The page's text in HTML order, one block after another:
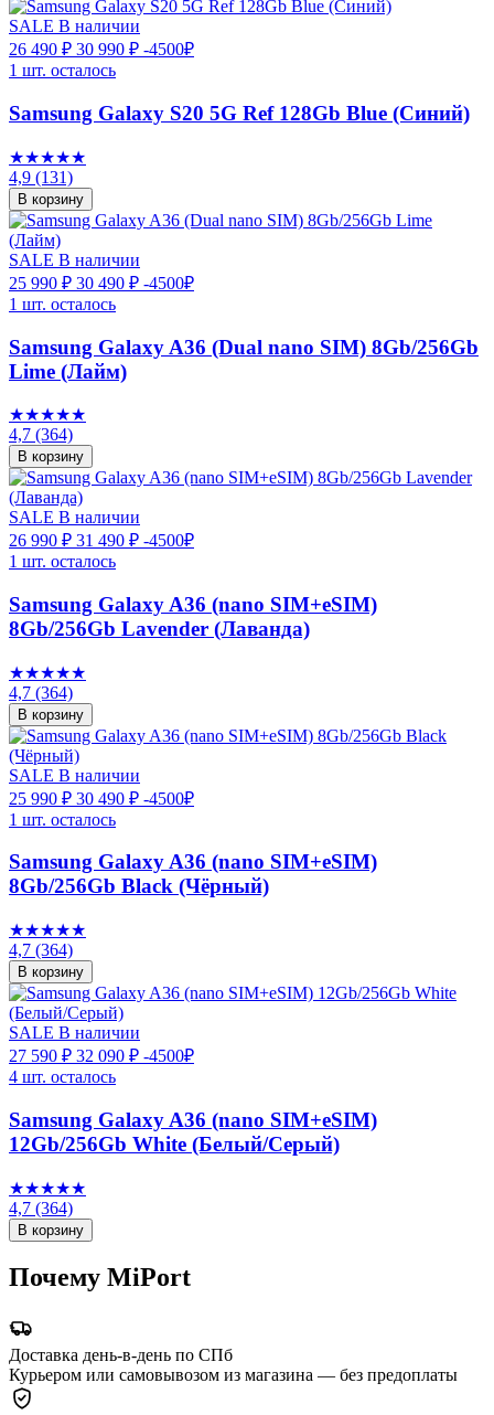
SALE В наличии
26 490 ₽ 30 990 ₽ -4500₽
1 шт. осталось
Samsung Galaxy S20 5G Ref 128Gb Blue (Синий)
★★★★★
4,9 (131)
В корзину
SALE В наличии
25 990 ₽ 30 490 ₽ -4500₽
1 шт. осталось
Samsung Galaxy A36 (Dual nano SIM) 8Gb/256Gb
Lime (Лайм)
★★★★★
4,7 (364)
В корзину
SALE В наличии
26 990 ₽ 31 490 ₽ -4500₽
1 шт. осталось
Samsung Galaxy A36 (nano SIM+eSIM)
8Gb/256Gb Lavender (Лаванда)
★★★★★
4,7 (364)
В корзину
SALE В наличии
25 990 ₽ 30 490 ₽ -4500₽
1 шт. осталось
Samsung Galaxy A36 (nano SIM+eSIM)
8Gb/256Gb Black (Чёрный)
★★★★★
4,7 (364)
В корзину
SALE В наличии
27 590 ₽ 32 090 ₽ -4500₽
4 шт. осталось
Samsung Galaxy A36 (nano SIM+eSIM)
12Gb/256Gb White (Белый/Серый)
★★★★★
4,7 (364)
В корзину
Почему MiPort
Доставка день-в-день по СПб
Курьером или самовывозом из магазина — без предоплаты